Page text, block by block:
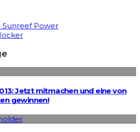
Sunreef Power
Jetzt mitmachen und eine von
gewinnen!